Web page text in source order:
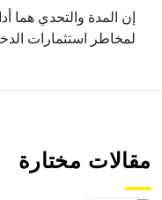
إن المدة والتحدي هما
لمخاطر استثمارات
مقالات مختارة